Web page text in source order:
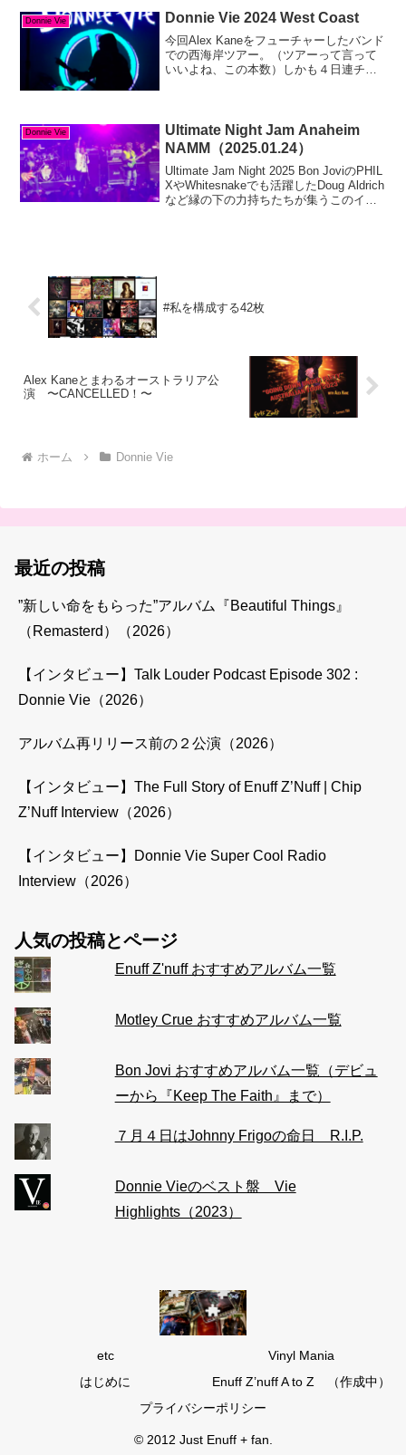
Donnie Vie Donnie Vie 2024 West Coast
今回Alex Kaneをフューチャーしたバンド
での西海岸ツアー。（ツアーって言って
いいよね、この本数）しかも４日連チャ
2...
Donnie Vie
Ultimate Night Jam Anaheim
NAMM（2025.01.24）
Ultimate Jam Night 2025 Bon JoviのPHIL
XやWhitesnakeでも活躍したDoug Aldrich
など縁の下の力持ちたちが集うこのイベ
#私を構成する42枚
Alex Kaneとまわるオーストラリア公
演 〜CANCELLED！〜
ホーム Donnie Vie
最近の投稿
”新しい命をもらった”アルバム『Beautiful Things』
（Remasterd）（2026）
【インタビュー】Talk Louder Podcast Episode 302 :
Donnie Vie（2026）
アルバム再リリース前の２公演（2026）
【インタビュー】The Full Story of Enuff Z’Nuff | Chip
Z’Nuff Interview（2026）
【インタビュー】Donnie Vie Super Cool Radio
Interview（2026）
人気の投稿とページ
Enuff Z'nuff おすすめアルバム一覧
Motley Crue おすすめアルバム一覧
Bon Jovi おすすめアルバム一覧（デビュ
ーから『Keep The Faith』まで）
７月４日はJohnny Frigoの命日 R.I.P.
Donnie Vieのベスト盤 Vie
Highlights（2023）
etc
Vinyl Mania
はじめに
Enuff Z’nuff A to Z （作成中）
プライバシーポリシー
© 2012 Just Enuff + fan.